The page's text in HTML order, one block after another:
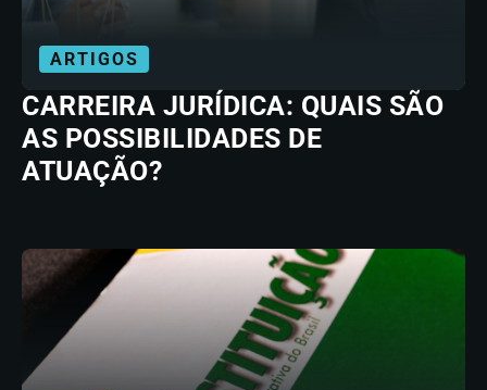
ARTIGOS
CARREIRA JURÍDICA: QUAIS SÃO
AS POSSIBILIDADES DE
ATUAÇÃO?